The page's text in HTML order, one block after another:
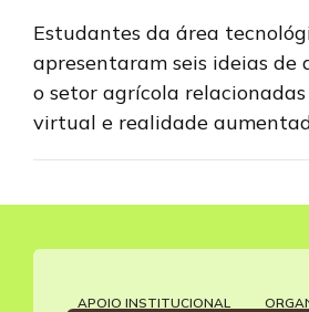
Estudantes da área
apresentaram seis ideias de
o setor agrícola
virtual e realidade
APOIO INSTITUCIONAL